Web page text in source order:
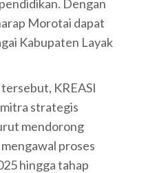
Dengan
Morotai dapat
Kabupaten Layak
KREASI
strategis
mendorong
proses
hingga tahap